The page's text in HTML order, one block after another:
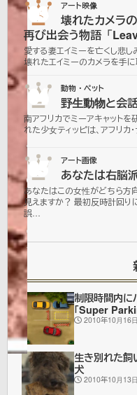
メ
ー
バ
Naegleria
fowleri
2007
年9月
30日
年7月4
日
新
ニ
ュ
ー
ス
今
03 アート映像
壊れたカメラ
再び出会う物語「
愛する妻エイミーを亡くし悲し
壊れたエイミーのカメラを手
04 動物・ペット
野生動物と会
南アフリカでミーアキャット
れた少女ティッピは、アフリカ
05 アート画像
あなたは右脳
あなたはこの女性がどちら方
見えますか？ 最初反時計回り
誤…
制限時間内に
「Super
2010年10月16日
生き別れた飼
犬
2010年10月13日